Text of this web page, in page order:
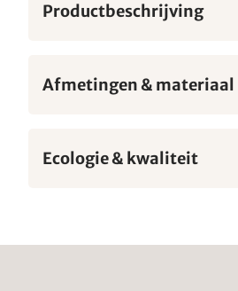
Productbeschrijving
Afmetingen & materiaal
Ecologie & kwaliteit